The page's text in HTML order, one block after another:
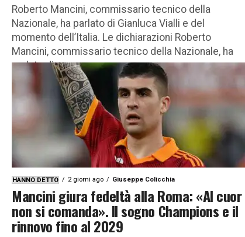
Roberto Mancini, commissario tecnico della
Nazionale, ha parlato di Gianluca Vialli e del
momento dell’Italia. Le dichiarazioni Roberto
Mancini, commissario tecnico della Nazionale, ha
parlato di...
HANNO DETTO 2 giorni ago Giuseppe Colicchia
Mancini giura fedeltà alla Roma: «Al cuor
non si comanda». Il sogno Champions e il
rinnovo fino al 2029